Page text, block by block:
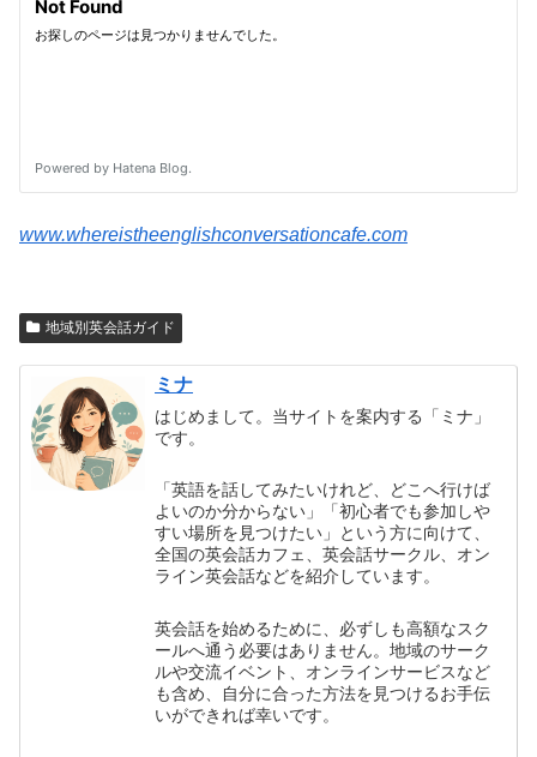
www.whereistheenglishconversationcafe.com
地域別英会話ガイド
ミナ
はじめまして。当サイトを案内する「ミナ」
です。
「英語を話してみたいけれど、どこへ行けば
よいのか分からない」「初心者でも参加しや
すい場所を見つけたい」という方に向けて、
全国の英会話カフェ、英会話サークル、オン
ライン英会話などを紹介しています。
英会話を始めるために、必ずしも高額なスク
ールへ通う必要はありません。地域のサーク
ルや交流イベント、オンラインサービスなど
も含め、自分に合った方法を見つけるお手伝
いができれば幸いです。